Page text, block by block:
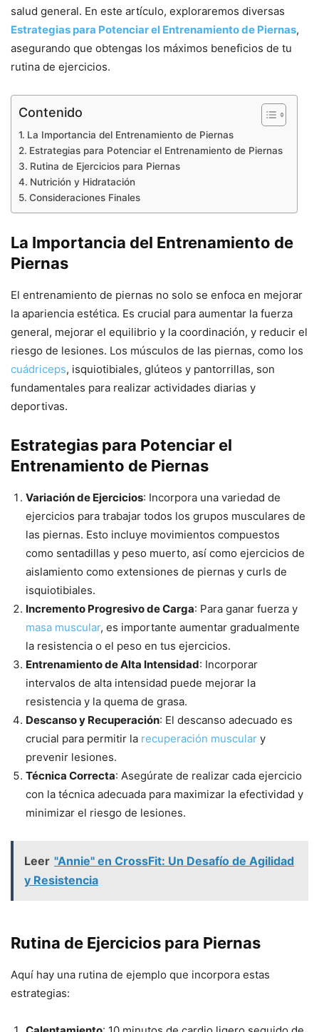
salud general. En este artículo, exploraremos diversas
Estrategias para Potenciar el Entrenamiento de Piernas,
asegurando que obtengas los máximos beneficios de tu
rutina de ejercicios.
Contenido
La Importancia del Entrenamiento de Piernas
Estrategias para Potenciar el Entrenamiento de Piernas
Rutina de Ejercicios para Piernas
Nutrición y Hidratación
Consideraciones Finales
La Importancia del Entrenamiento de
Piernas
El entrenamiento de piernas no solo se enfoca en mejorar
la apariencia estética. Es crucial para aumentar la fuerza
general, mejorar el equilibrio y la coordinación, y reducir el
riesgo de lesiones. Los músculos de las piernas, como los
cuádriceps, isquiotibiales, glúteos y pantorrillas, son
fundamentales para realizar actividades diarias y
deportivas.
Estrategias para Potenciar el
Entrenamiento de Piernas
Variación de Ejercicios: Incorpora una variedad de
ejercicios para trabajar todos los grupos musculares de
las piernas. Esto incluye movimientos compuestos
como sentadillas y peso muerto, así como ejercicios de
aislamiento como extensiones de piernas y curls de
isquiotibiales.
Incremento Progresivo de Carga: Para ganar fuerza y
masa muscular, es importante aumentar gradualmente
la resistencia o el peso en tus ejercicios.
Entrenamiento de Alta Intensidad: Incorporar
intervalos de alta intensidad puede mejorar la
resistencia y la quema de grasa.
Descanso y Recuperación: El descanso adecuado es
crucial para permitir la recuperación muscular y
prevenir lesiones.
Técnica Correcta: Asegúrate de realizar cada ejercicio
con la técnica adecuada para maximizar la efectividad y
minimizar el riesgo de lesiones.
Leer "Annie" en CrossFit: Un Desafío de Agilidad
y Resistencia
Rutina de Ejercicios para Piernas
Aquí hay una rutina de ejemplo que incorpora estas
estrategias: